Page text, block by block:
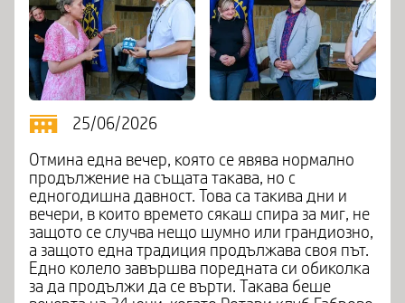
25/06/2026
Отмина една вечер, която се явява нормално
продължение на същата такава, но с
едногодишна давност. Това са такива дни и
вечери, в които времето сякаш спира за миг, не
защото се случва нещо шумно или грандиозно,
а защото една традиция продължава своя път.
Едно колело завършва поредната си обиколка
за да продължи да се върти. Такава беше